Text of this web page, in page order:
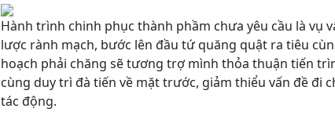
Hành trình chinh phục thành phầm chưa yêu cầu là vụ
lược rành mạch, bước lên đầu tứ quăng quật ra tiêu
hoạch phải chăng sẽ tương trợ mình thỏa thuận tiến
cùng duy trì đà tiến về mặt trước, giảm thiểu vấn đề
tác động.